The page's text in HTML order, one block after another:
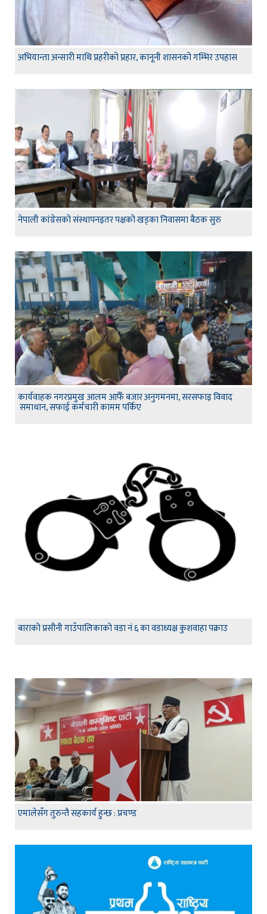
अभियान्ता अन्सारी माथि प्रहरीको प्रहार, कानूनी शासनको गम्भिर उपहास
नेपाली कांग्रेसको संस्थापनइतर पक्षको खड्का निवासमा बैठक सुरु
कार्यवाहक नगरप्रमुख आलम आफैँ बजार अनुगमनमा, सरसफाइ विवाद
समाधान, सफाई कर्मचारी कामम पर्किए
बाराको प्रसौनी गाउँपालिकाको वडा नं ६ का वडाध्यक्ष कुशवाहा पक्राउ
एमालेसँग तुरुन्तै सहकार्य हुन्छ : प्रचण्ड